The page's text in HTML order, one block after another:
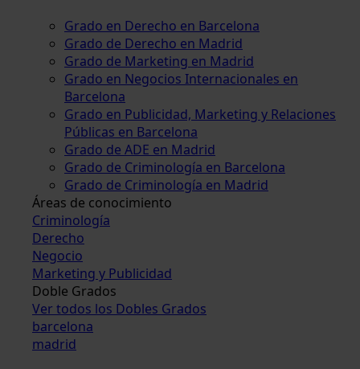
Grado en Derecho en Barcelona
Grado de Derecho en Madrid
Grado de Marketing en Madrid
Grado en Negocios Internacionales en
Barcelona
Grado en Publicidad, Marketing y Relaciones
Públicas en Barcelona
Grado de ADE en Madrid
Grado de Criminología en Barcelona
Grado de Criminología en Madrid
Áreas de conocimiento
Criminología
Derecho
Negocio
Marketing y Publicidad
Doble Grados
Ver todos los Dobles Grados
barcelona
madrid